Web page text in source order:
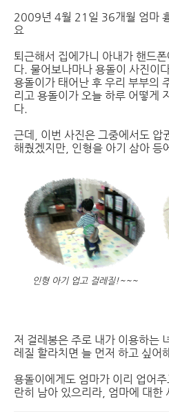
2009년 4월 21일 36개월 엄마
요
퇴근해서 집에가니 아내가 핸드
다. 물어보나마나 용돌이 사진이
용돌이가 태어난 후 우리 부부의
리고 용돌이가 오늘 하루 어떻게
다.
근데, 이번 사진은 그중에서도 압
해줬겠지만, 인형을 아기 삼아 등
인형 아기 업고 걸레질!~~~
저 걸레봉은 주로 내가 이용하는
레질 할라치면 늘 먼저 하고 싶어
용돌이에게도 엄마가 이리 업어
란히 남아 있으리라, 엄마에 대한